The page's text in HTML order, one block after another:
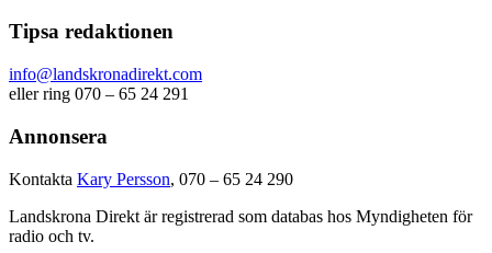
Tipsa redaktionen
info@landskronadirekt.com
eller ring 070 – 65 24 291
Annonsera
Kontakta Kary Persson, 070 – 65 24 290
Landskrona Direkt är registrerad som databas hos Myndigheten för
radio och tv.